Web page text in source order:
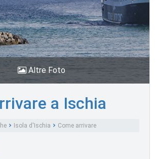
Altre Foto
a Ischia
Isola d'Ischia Come arrivare